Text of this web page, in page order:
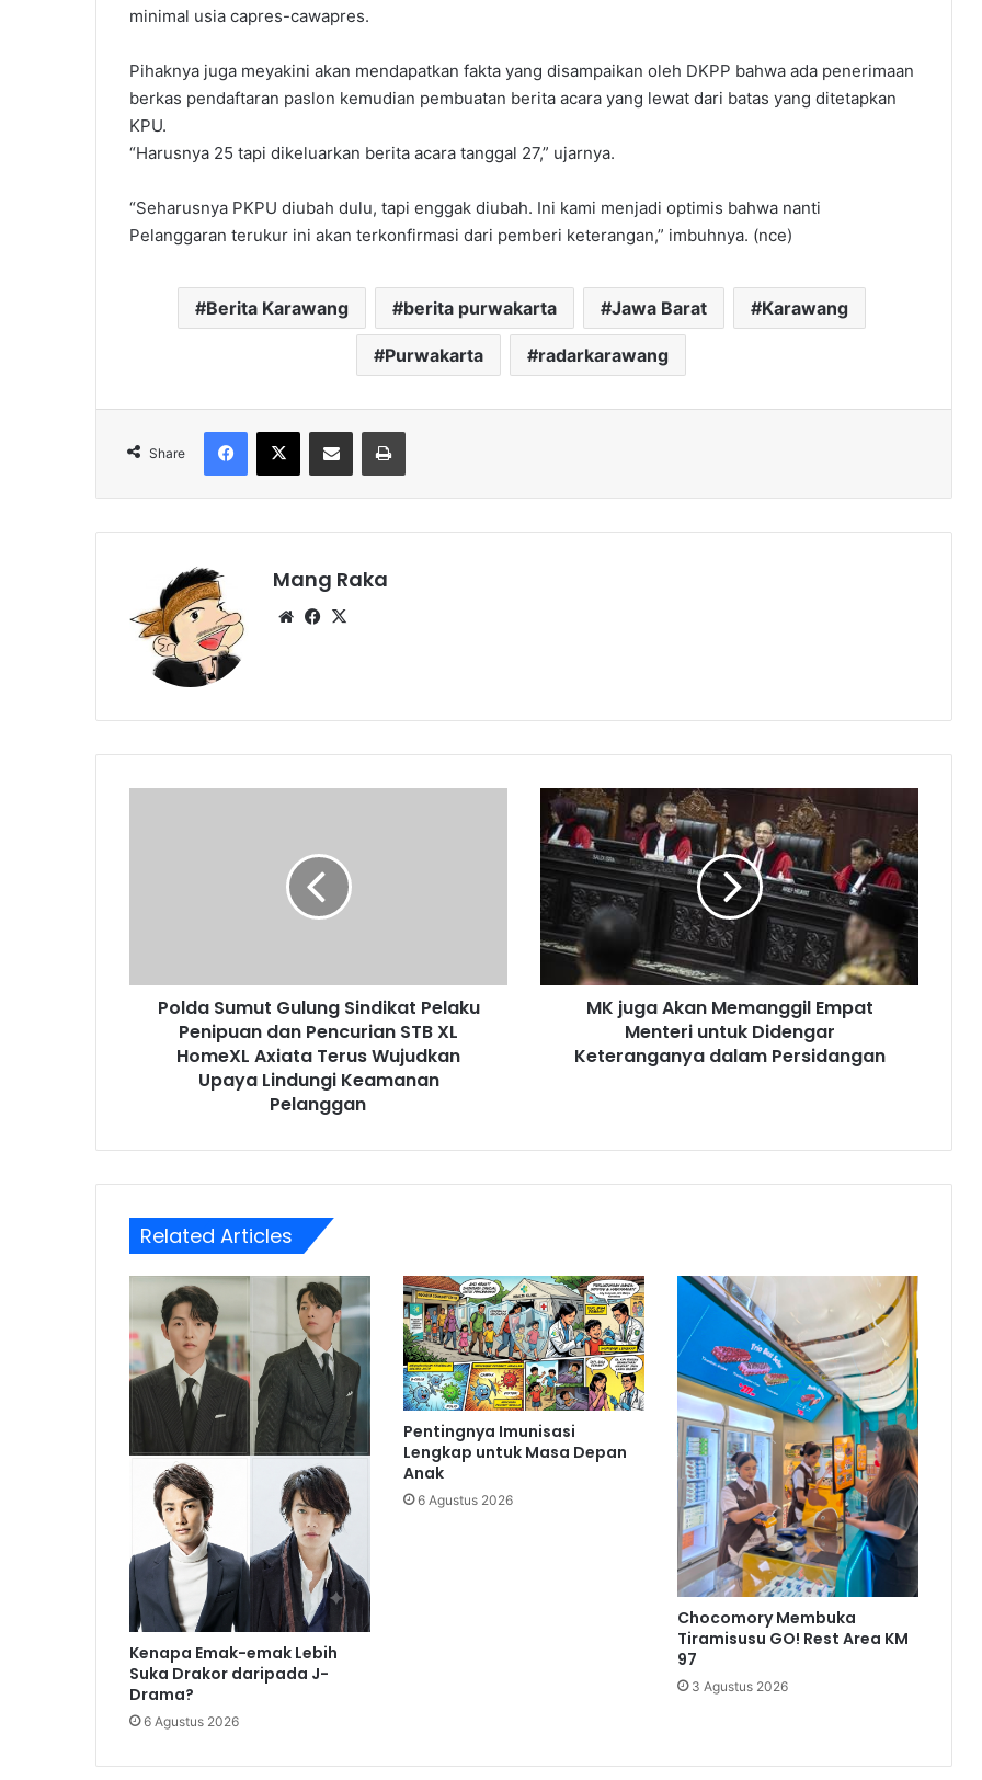
minimal usia capres-cawapres.
Pihaknya juga meyakini akan mendapatkan fakta yang disampaikan oleh DKPP bahwa ada penerimaan
berkas pendaftaran paslon kemudian pembuatan berita acara yang lewat dari batas yang ditetapkan
KPU.
“Harusnya 25 tapi dikeluarkan berita acara tanggal 27,” ujarnya.
“Seharusnya PKPU diubah dulu, tapi enggak diubah. Ini kami menjadi optimis bahwa nanti
Pelanggaran terukur ini akan terkonfirmasi dari pemberi keterangan,” imbuhnya. (nce)
Berita Karawang berita purwakarta Jawa Barat Karawang
Purwakarta radarkarawang
Share
Facebook
X Share via Email Print
Mang Raka
WebsiteFacebook
STB
HomeXL
Pelanggan
Polda Sumut Gulung Sindikat Pelaku
Penipuan dan Pencurian STB XL
HomeXL Axiata Terus Wujudkan
Upaya Lindungi Keamanan
Pelanggan
MK
juga
Akan
Memanggil
Empat
Menteri
untuk
Didengar
Keteranganya
MK juga Akan Memanggil Empat
Menteri untuk Didengar
Keteranganya dalam Persidangan
Related Articles
Kenapa Emak-emak Lebih
Suka Drakor daripada J-
Drama?
6 Agustus 2026
Pentingnya Imunisasi
Lengkap untuk Masa Depan
Anak
6 Agustus 2026
Chocomory Membuka
Tiramisusu GO! Rest Area KM
97
3 Agustus 2026